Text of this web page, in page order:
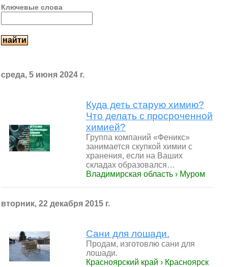
Ключевые слова
среда, 5 июня 2024 г.
Куда деть старую химию?
Что делать с просроченной
химией?
Группа компаний «Феникс»
занимается скупкой химии с
хранения, если на Ваших
складах образовался…
Владимирская область › Муром
вторник, 22 декабря 2015 г.
Сани для лошади.
Продам, изготовлю сани для
лошади.
Красноярский край › Красноярск